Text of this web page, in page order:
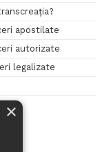
apostilate
autorizate
legalizate
×